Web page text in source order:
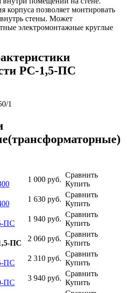
корпуса позволяет монтировать
внутрь стены. Может
электромонтажные круглые
РС-1,5-ПС
1
1 000 руб.
Сравнить
Купить
1 630 руб.
Сравнить
Купить
ПС
1 940 руб.
Сравнить
Купить
ПС
2 060 руб.
Сравнить
Купить
ПС
2 310 руб.
Сравнить
Купить
ПС
3 940 руб.
Сравнить
Купить